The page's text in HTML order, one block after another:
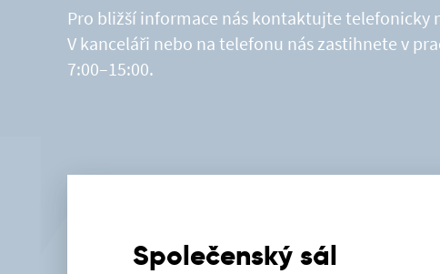
Pro bližší informace nás kontaktujte telefonicky
V kanceláři nebo na telefonu nás zastihnete v
7:00–15:00.
Společenský sál